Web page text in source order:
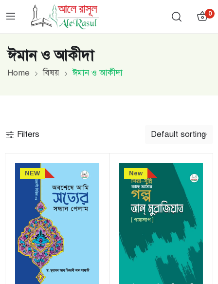
0
ঈমান ও আকীদা
Home বিষয় ঈমান ও আকীদা
Filters
NEW New